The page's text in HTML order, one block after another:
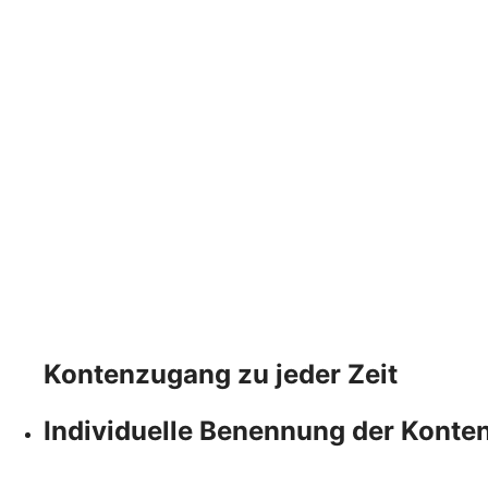
Kontenzugang zu jeder Zeit
Individuelle Benennung der